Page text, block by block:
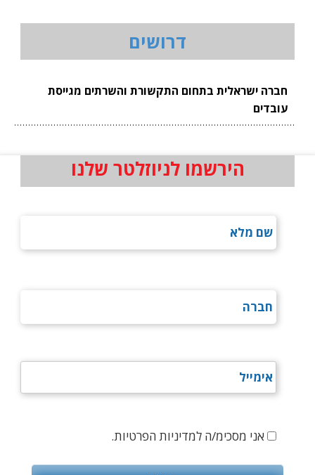
דרושים
חברה ישראלית בתחום התקשורת והשרתים מגייסת
עובדים
הירשמו לניוזלטר שלנו
אני מסכימ/ה למדיניות הפרטיות.